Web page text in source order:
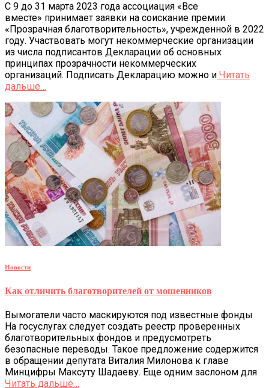
С 9 до 31 марта 2023 года ассоциация «Все
вместе» принимает заявки на соискание премии
«Прозрачная благотворительность», учрежденной в 2022
году. Участвовать могут некоммерческие организации
из числа подписантов Декларации об основных
принципах прозрачности некоммерческих
организаций. Подписать Декларацию можно и Читать
дальше…
Новости
Как отличить благотворителей от мошенников
Вымогатели часто маскируются под известные фонды
На госуслугах следует создать реестр проверенных
благотворительных фондов и предусмотреть
безопасные переводы. Такое предложение содержится
в обращении депутата Виталия Милонова к главе
Минцифры Максуту Шадаеву. Еще одним заслоном для
Читать дальше…